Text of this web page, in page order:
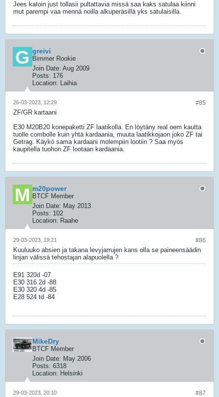
Jees katoin just tollasii pultattavia missä saa kaks satulaa kiinni
mut parempi vaa mennä noilla alkuperäsillä yks satulaisilla.
greivi
Bimmer Rookie
Join Date: Aug 2009
Posts: 176
Location: Laihia
#85
26-03-2023, 12:29
ZF/GR kartaani
E30 M20B20 konepaketti ZF laatikolla. En löytäny real oem kautta
tuolle combolle kuin yhtä kardaania, muuta laatikkojaon joko ZF tai
Getrag. Käykö sama kardaani molempiin lootiin ? Saa myös
kaupitella tuohon ZF lootaan kardaania.
m20power
BTCF Member
Join Date: May 2013
Posts: 102
Location: Raahe
#86
29-03-2023, 19:21
Kuuluuko absien ja takana levyjarrujen kans olla se paineensäädin
linjan välissä tehostajan alapuolella ?
E91 320d -07
E30 316 2d -88
E30 320 4d -85
E28 524 td -84
MikeDry
BTCF Member
Join Date: May 2006
Posts: 6318
Location: Helsinki
#87
29-03-2023, 20:10